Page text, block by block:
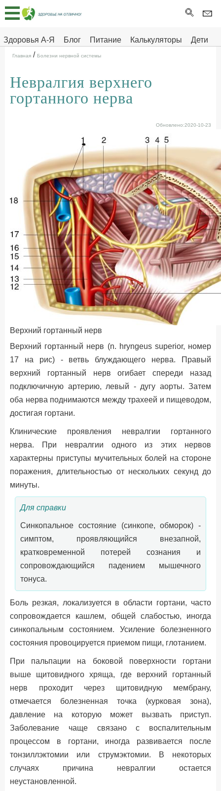
Здоровья А-Я Блог Питание Калькуляторы
Дети
Здоровье на отлично
Главная
Тесты
Про
ДЕТЯМ
Главная / Болезни нервной системы
Невралгия верхнего
гортанного нерва
Обновлено:2020-10-23
Верхний гортанный нерв
Верхний гортанный нерв (n. hryngeus superior, номер
17 на рис) - ветвь блуждающего нерва. Правый
верхний гортанный нерв огибает спереди назад
подключичную артерию, левый - дугу аорты. Затем
оба нерва поднимаются между трахеей и пищеводом,
достигая гортани.
Клинические проявления невралгии гортанного
нерва. При невралгии одного из этих нервов
характерны приступы мучительных болей на стороне
поражения, длительностью от нескольких секунд до
минуты.
Для справки
Синкопальное состояние (синкопе, обморок) -
симптом, проявляющийся внезапной,
кратковременной потерей сознания и
сопровождающийся падением мышечного
тонуса.
Боль резкая, локализуется в области гортани, часто
сопровождается кашлем, общей слабостью, иногда
синкопальным состоянием. Усиление болезненного
состояния провоцируется приемом пищи, глотанием.
При пальпации на боковой поверхности гортани
выше щитовидного хряща, где верхний гортанный
нерв проходит через щитовидную мембрану,
отмечается болезненная точка (курковая зона),
давление на которую может вызвать приступ.
Заболевание чаще связано с воспалительным
процессом в гортани, иногда развивается после
тонзиллэктомии или струмэктомии. В некоторых
случаях причина невралгии остается
неустановленной.